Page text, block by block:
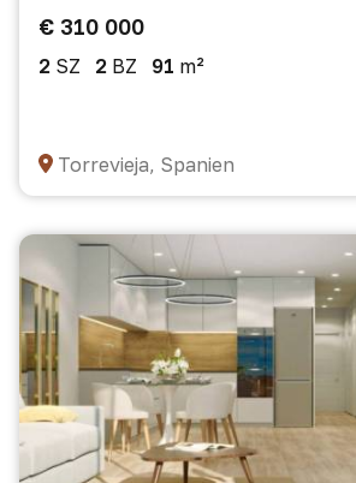
€ 310 000
2 SZ 2 BZ 91 m²
Torrevieja, Spanien